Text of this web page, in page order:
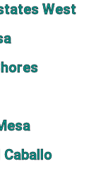
West
Caballo